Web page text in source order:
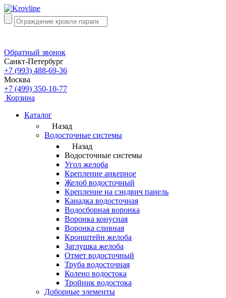
Обратный звонок
Санкт-Петербург
+7 (993) 488-69-36
Москва
+7 (499) 350-10-77
Корзина
Каталог
Назад
Водосточные системы
Назад
Водосточные системы
Угол желоба
Крепление анкерное
Желоб водосточный
Крепление на сэндвич панель
Канадка водосточная
Водосборная воронка
Воронка конусная
Воронка сливная
Кронштейн желоба
Заглушка желоба
Отмет водосточный
Труба водосточная
Колено водостока
Тройник водостока
Доборные элементы